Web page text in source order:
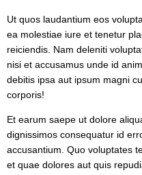
Ut quos laudantium eos
ea molestiae iure et tenetur
reiciendis. Nam deleniti
nisi et accusamus unde id
debitis ipsa aut ipsum magni
corporis!
Et earum saepe ut dolore
dignissimos consequatur id
accusantium. Quo voluptates
et quae dolores aut quis